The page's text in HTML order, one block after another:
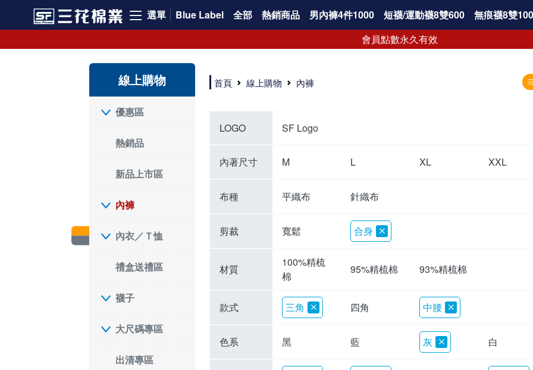
選單 Blue Label 全部 熱銷商品 男內褲4件1000 短襪/運動襪8雙600 無痕襪8雙
會員點數永久有效
線上購物
優惠區
熱銷品
新品上市區
內褲
內衣／Ｔ恤
禮盒送禮區
襪子
大尺碼專區
出清專區
選擇內褲、平口褲、純棉內褲首重品質。舒適、透氣的內褲、平口褲、純棉內褲能影響健康，須謹慎挑選。三花內褲透氣不悶，值得信賴！
三花內褲、平口褲、純棉內褲50年來持續升級，符合人體工學設計，柔軟無勒痕的鬆緊帶。三花內褲是肌膚好友，口碑熱銷！
選擇內褲首重品質。三花內褲50年來不斷升級，證明其卓越品質。符合人體工學剪裁，柔軟無痕鬆緊帶，是必買首選。兼具品質與外型，與肌膚零感接觸，穿著舒適，看來有質感。三花內褲設計獨特，質料優良，專業剪裁，呵護肌膚。新鮮高品質棉材製成，多款選擇，耐洗耐穿，三花內褲絕對首選。
"內褲購買及使用經驗網友來信分享 近年來，我經常在大型連鎖賣場如佳瑪、美華泰等地看到三花內褲的展示。最近一兩年，甚至百貨公司及街頭店鋪都開始大量出現三花專櫃或專賣店。我猜測，這應該是三花在營運策略上的調整，才使得這些改變成為現實。 本來，三花內褲一直是消費者選購內褲時的熱門選項之一。內褲櫃點的增多使我更加注意到這個品牌，因此我在選購內褲時，特意多研究了一下三花內褲的設計。 先從內褲外層包裝談起，有些內褲有PP袋包裝，有些則沒有。雖然這是一件小事，但我發現朋友們中有人會介意內褲包裝沒有PP袋。他們認為沒有PP袋會使包裝不夠精美。對我來說，有PP袋確實能提升包裝的精緻度，但內褲不裝PP袋其實也算是環保。所以，這就看每個人對內褲包裝的需求和感受了。 每次購買內褲時，我都會特別帶一件五片式剪裁的內褲。三花的平口內褲被稱為全國第一件五片式剪裁內褲，這話應該不是隨便說說的，畢竟三花是一個擁有超過50年歷史的老品牌，專注於研發和改良內褲。當初，我覺得這種設計有些花俏，只是圖個新鮮買來試試，結果發現內褲多一片真的有其優勢，尤其是減少了內褲卡屁的次數。雖然這個狀況不可能完全消失，但大大增加了穿著的舒適度。 三花內褲的價格也在我能接受的範圍內，因此它逐漸成為我的心頭好。此外，內褲選購時的另一個重要因素是鬆緊帶。看內褲是否舊了，第一眼通常看鬆緊帶。故意或不小心露出內褲褲頭的時候，印象分數也是由鬆緊帶決定的。 很多內褲品牌強調鬆緊帶的造型及花樣，這類內褲非常適合一些特殊場合，如單身聯誼或約會時穿著，能夠加分不少。日常使用的內褲則建議選擇鬆緊帶不易鬆垮的，花樣其次。三花特別強調內褲鬆緊帶的耐洗度，而其他品牌鮮少提及這一點。 分場合選擇內褲是我的習慣。特殊場合內褲要講究一點，但平日則需要選擇鬆緊帶有保障的內褲。畢竟，內褲是每天陪伴我們超過12個小時的衣物，找到適合自己且耐洗耐穿高CP值的內褲才是最明智的選擇。 內褲畢竟是消耗品，定期更換非常重要。如果內褲沾染到髒污或處於潮濕的環境，就不應該撐太久。這是因為內褲長期接觸身體的重要部位，所以選擇和保養都要謹慎。 以上是我個人的內褲使用分享，並非業配，不代表任何人的立場。內褲還是要以自身體驗最為準確。希望大家都能找到適合自己的內褲，並多多支持台灣品牌。"
首頁 線上購物 內褲
LOGO SF Logo
內著尺寸 M L XL XXL
布種 平織布 針織布
剪裁 寬鬆 合身
材質
100%精梳
棉
95%精梳棉 93%精梳棉
款式 三角 四角 中腰
色系 黑 藍 灰 白